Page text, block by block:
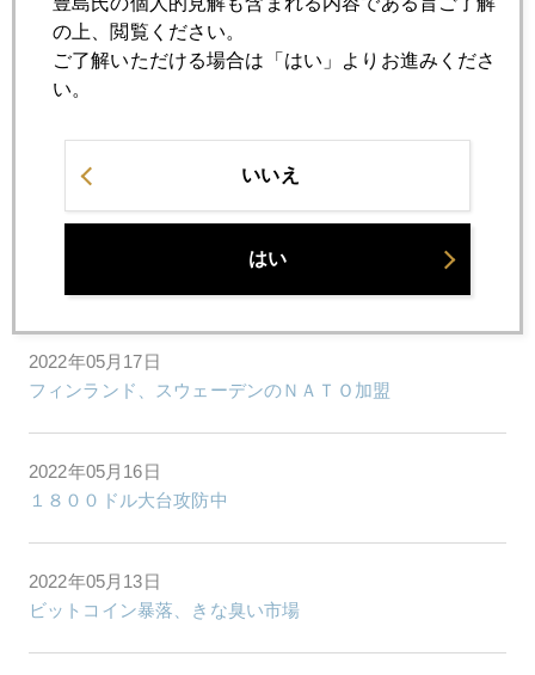
2022年05月20日
金、１８４０ドル台まで回復
2022年05月19日
ＮＹ株暴落、時代の変遷を映す現象
2022年05月17日
フィンランド、スウェーデンのＮＡＴＯ加盟
2022年05月16日
１８００ドル大台攻防中
2022年05月13日
ビットコイン暴落、きな臭い市場
の上、閲覧ください。
ご了解いただける場合は「はい」よりお進みくださ
い。
いいえ
はい